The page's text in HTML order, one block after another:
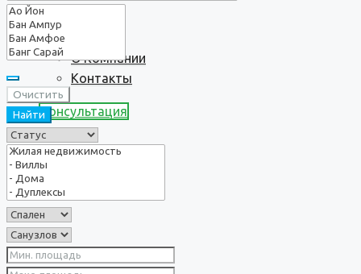
О нас
О Компании
Контакты
Консультация
Очистить
Найти